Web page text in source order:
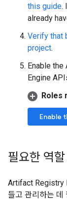
this guide.
already
Verify that
project.
Enable the
Engine
Roles
Enable
필요한 역할
Artifact Registry
들고 관리하는 데